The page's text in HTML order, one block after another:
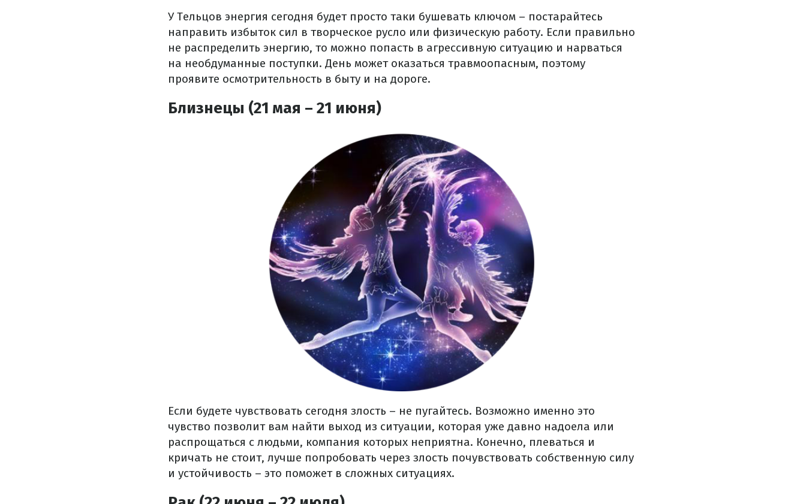
У Тельцов энергия сегодня будет просто таки бушевать ключом – постарайтесь
направить избыток сил в творческое русло или физическую работу. Если правильно
не распределить энергию, то можно попасть в агрессивную ситуацию и нарваться
на необдуманные поступки. День может оказаться травмоопасным, поэтому
проявите осмотрительность в быту и на дороге.
Близнецы (21 мая – 21 июня)
Если будете чувствовать сегодня злость – не пугайтесь. Возможно именно это
чувство позволит вам найти выход из ситуации, которая уже давно надоела или
распрощаться с людьми, компания которых неприятна. Конечно, плеваться и
кричать не стоит, лучше попробовать через злость почувствовать собственную силу
и устойчивость – это поможет в сложных ситуациях.